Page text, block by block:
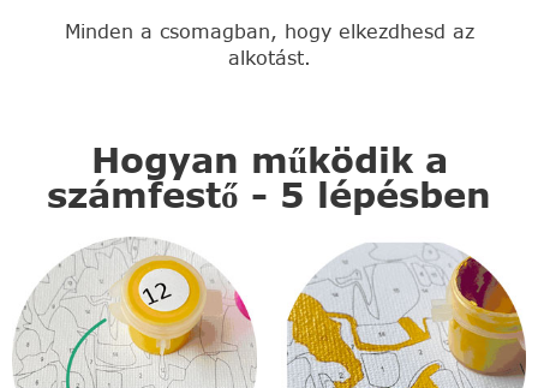
Minden a csomagban, hogy elkezdhesd az
alkotást.
Hogyan működik a
számfestő - 5 lépésben